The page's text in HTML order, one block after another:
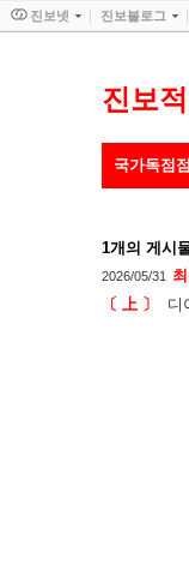
진보
국가독점
1개의 게시
2026/05/31
〔 上 〕
디
진보넷 진보블로그